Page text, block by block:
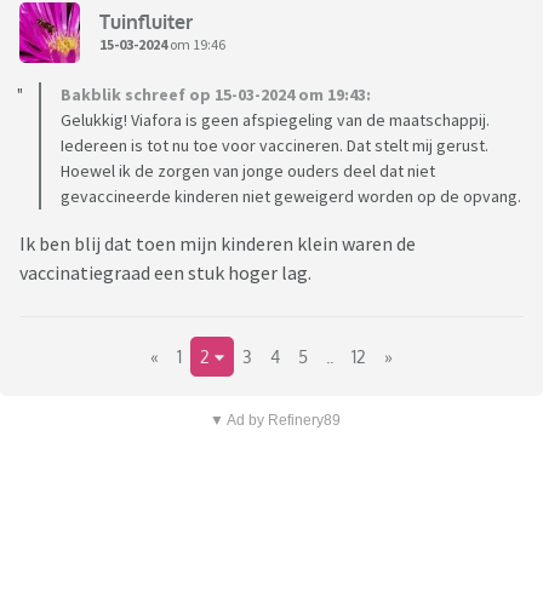
Tuinfluiter
15-03-2024om 19:46
Bakblik schreef op 15-03-2024 om 19:43:
Gelukkig! Viafora is geen afspiegeling van de maatschappij.
Iedereen is tot nu toe voor vaccineren. Dat stelt mij gerust.
Hoewel ik de zorgen van jonge ouders deel dat niet
gevaccineerde kinderen niet geweigerd worden op de opvang.
Ik ben blij dat toen mijn kinderen klein waren de
vaccinatiegraad een stuk hoger lag.
« 1 2 3 4 5 12 »
▼ Ad by Refinery89